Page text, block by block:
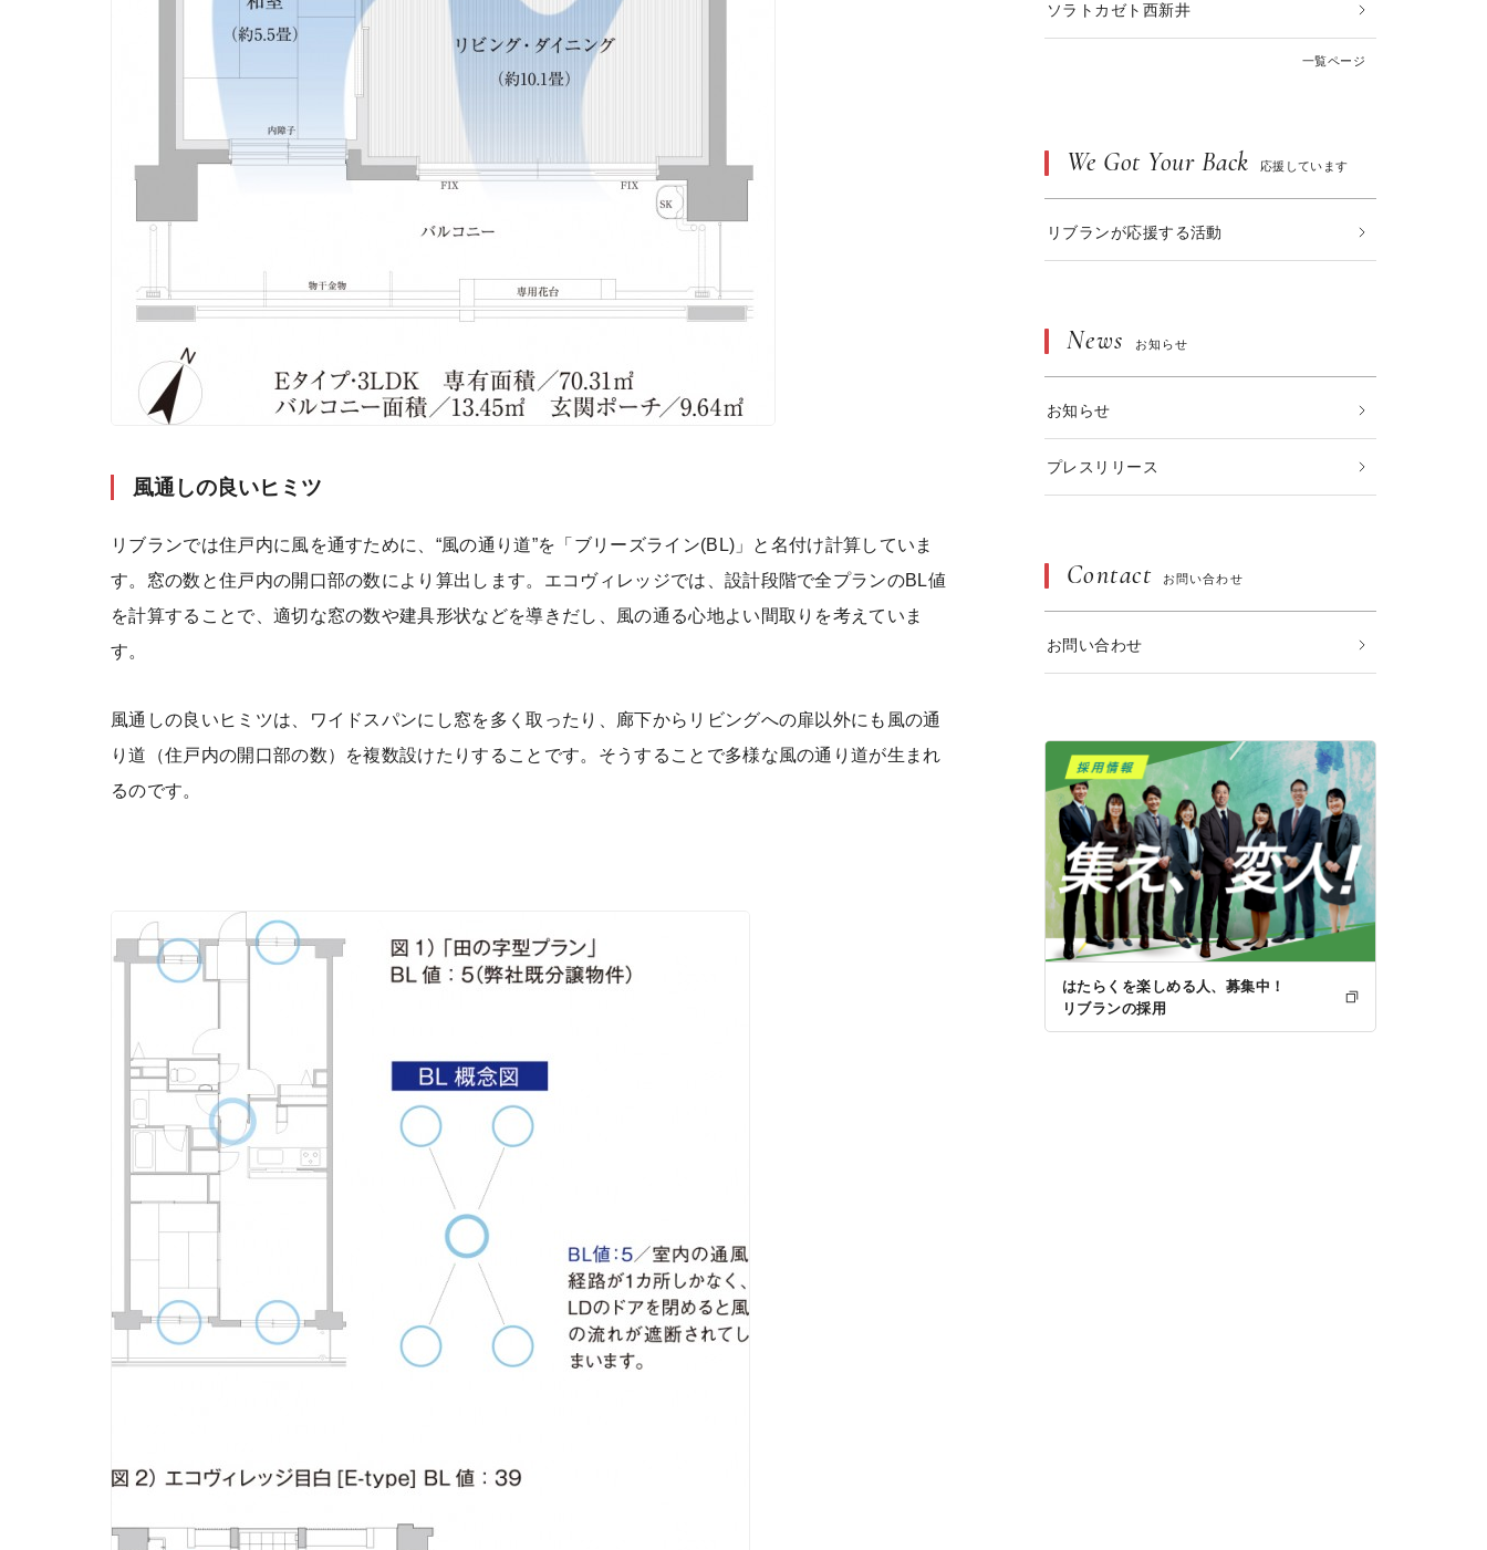
風通しの良いヒミツ
リブランでは住戸内に風を通すために、“風の通り道”を「ブリーズライン(BL)」と名付け計算していま
す。窓の数と住戸内の開口部の数により算出します。エコヴィレッジでは、設計段階で全プランのBL値
を計算することで、適切な窓の数や建具形状などを導きだし、風の通る心地よい間取りを考えていま
す。
風通しの良いヒミツは、ワイドスパンにし窓を多く取ったり、廊下からリビングへの扉以外にも風の通
り道（住戸内の開口部の数）を複数設けたりすることです。そうすることで多様な風の通り道が生まれ
るのです。
ソラトカゼト西新井
一覧ページ
We Got Your Back 応援しています
リブランが応援する活動
News お知らせ
お知らせ
プレスリリース
Contact お問い合わせ
お問い合わせ
はたらくを楽しめる人、募集中！
リブランの採用